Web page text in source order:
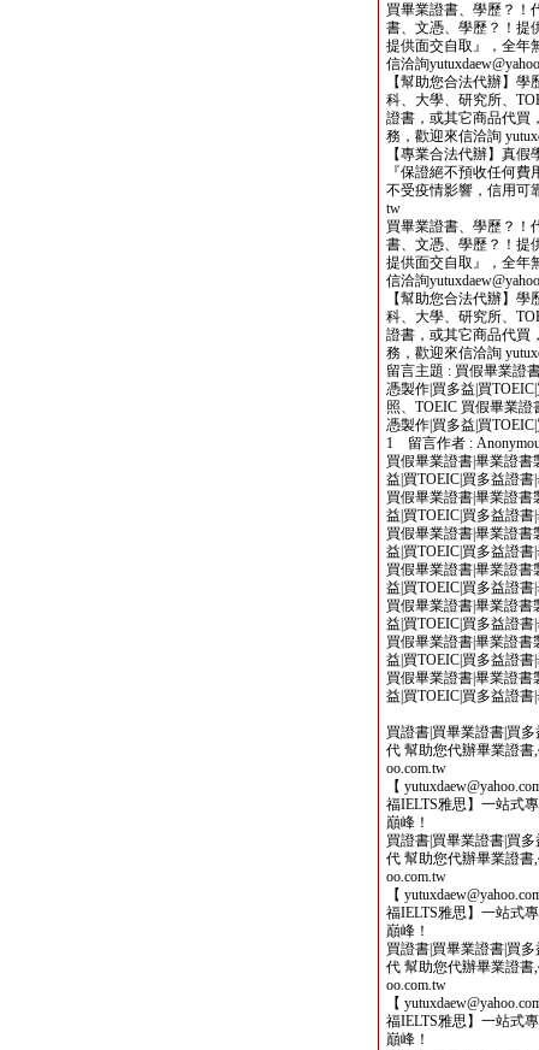
買畢業證書、學歷？！
書、文憑、學歷？！提
提供面交自取』，全年
信洽詢
【幫助您合法代辦】
科、大學、研究所、
證書，或其它商品代買
務，歡迎來信洽詢
【專業合法代辦】真
『保證絕不預收任何
不受疫情影響，信用可
tw
買畢業證書、學歷？！
書、文憑、學歷？！提
提供面交自取』，全年
信洽詢
【幫助您合法代辦】
科、大學、研究所、
證書，或其它商品代買
務，歡迎來信洽詢
留言主題 : 買假畢業證
憑製作|買多益|買
照、TOEIC 買假畢業證
憑製作|買多益|買
1 留言作者 :
買假畢業證書|畢業證書
益|買TOEIC|買多益證
買假畢業證書|畢業證書
益|買TOEIC|買多益證
買假畢業證書|畢業證書
益|買TOEIC|買多益證
買假畢業證書|畢業證書
益|買TOEIC|買多益證
買假畢業證書|畢業證書
益|買TOEIC|買多益證
買假畢業證書|畢業證書
益|買TOEIC|買多益證
買假畢業證書|畢業證書
益|買TOEIC|買多益證
買證書|買畢業證書|買
代 幫助您代辦畢業證書
oo.com.tw
【
福IELTS雅思】一站式
巔峰！
買證書|買畢業證書|買
代 幫助您代辦畢業證書
oo.com.tw
【
福IELTS雅思】一站式
巔峰！
買證書|買畢業證書|買
代 幫助您代辦畢業證書
oo.com.tw
【
福IELTS雅思】一站式
巔峰！